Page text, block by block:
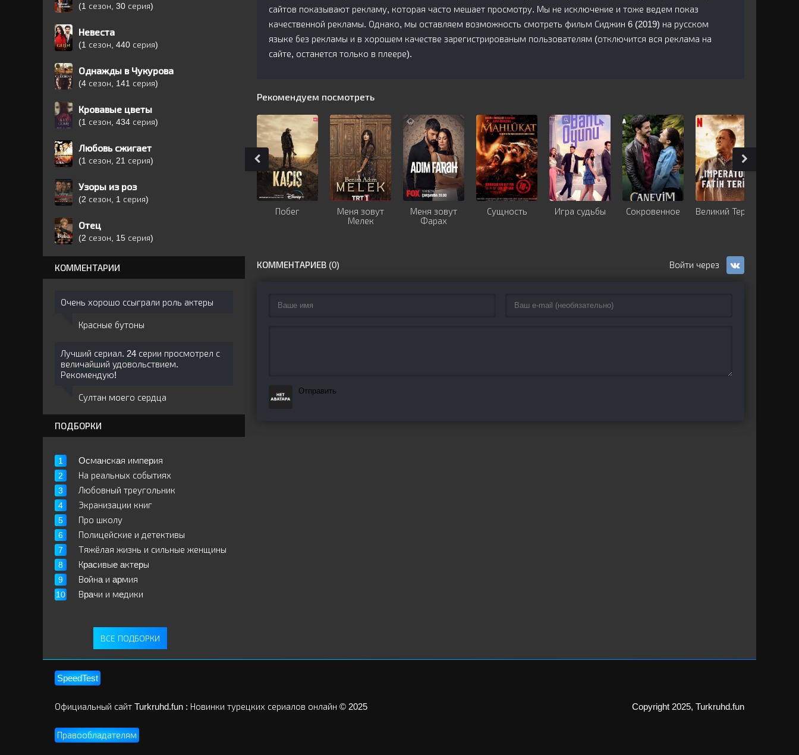
сайтов показывают рекламу, которая часто мешает просмотру. Мы не исключение и тоже ведем показ
качественной рекламы. Однако, мы оставляем возможность смотреть фильм Сиджин 6 (2019) на русском
языке без рекламы и в хорошем качестве зарегистрированым пользователям (отключится вся реклама на
сайте, останется только в плеере).
Рекомендуем посмотреть
Побег
Меня зовут
Мелек
Меня зовут
Фарах
Сущность Игра судьбы Сокровенное Великий Терим
КОММЕНТАРИЕВ (0)
Отправить
(1 сезон, 30 серия)
Невеста
(1 сезон, 440 серия)
Однажды в Чукурова
(4 сезон, 141 серия)
Кровавые цветы
(1 сезон, 434 серия)
Любовь сжигает
(1 сезон, 21 серия)
Узоры из роз
(2 сезон, 1 серия)
Отец
(2 сезон, 15 серия)
КОММЕНТАРИИ
Очень хорошо ссыграли роль актеры
Красные бутоны
Лучший сериал. 24 серии просмотрел с
величайший удовольствием.
Рекомендую!
Султан моего сердца
ПОДБОРКИ
Ocмaнcкaя импepия
На реальных событиях
Любовный треугольник
Экранизации книг
Про школу
Полицейские и детективы
Тяжёлая жизнь и сильные женщины
Кpacивыe aктepы
Вoйнa и apмия
Вpaчи и мeдики
ВСЕ ПОДБОРКИ
SpeedTest
Официальный сайт Turkruhd.fun : Новинки турецких сериалов онлайн © 2025
Правообладателям
Copyright 2025, Turkruhd.fun